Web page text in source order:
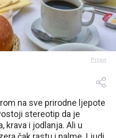
Prijavi
na sve prirodne ljepote
stereotip da je
krava i jodlanja. Ali u